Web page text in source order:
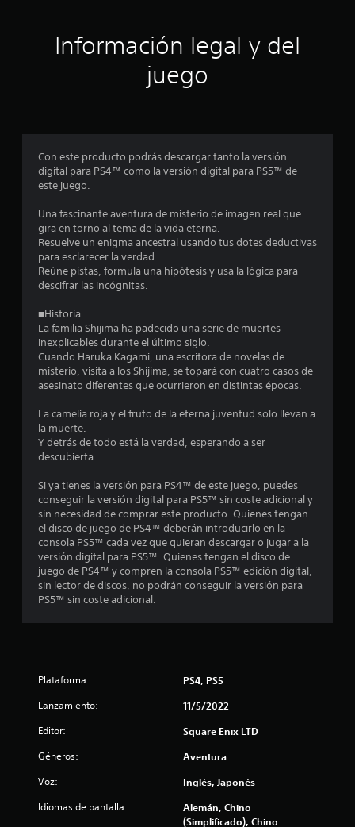
i
o
e
t
a
8
0
0
c
Información legal y del
juego
Con este producto podrás descargar tanto la versión
digital para PS4™ como la versión digital para PS5™ de
este juego.
Una fascinante aventura de misterio de imagen real que
gira en torno al tema de la vida eterna.
Resuelve un enigma ancestral usando tus dotes deductivas
para esclarecer la verdad.
Reúne pistas, formula una hipótesis y usa la lógica para
descifrar las incógnitas.
■Historia
La familia Shijima ha padecido una serie de muertes
inexplicables durante el último siglo.
Cuando Haruka Kagami, una escritora de novelas de
misterio, visita a los Shijima, se topará con cuatro casos de
asesinato diferentes que ocurrieron en distintas épocas.
La camelia roja y el fruto de la eterna juventud solo llevan a
la muerte.
Y detrás de todo está la verdad, esperando a ser
descubierta…
Si ya tienes la versión para PS4™ de este juego, puedes
conseguir la versión digital para PS5™ sin coste adicional y
sin necesidad de comprar este producto. Quienes tengan
el disco de juego de PS4™ deberán introducirlo en la
consola PS5™ cada vez que quieran descargar o jugar a la
versión digital para PS5™. Quienes tengan el disco de
juego de PS4™ y compren la consola PS5™ edición digital,
sin lector de discos, no podrán conseguir la versión para
PS5™ sin coste adicional.
Plataforma: PS4, PS5
Lanzamiento: 11/5/2022
Editor: Square Enix LTD
Géneros: Aventura
Voz: Inglés, Japonés
Idiomas de pantalla:
Alemán, Chino
(Simplificado), Chino